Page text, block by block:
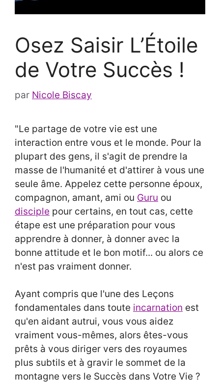
Osez Saisir L’Étoile
de Votre Succès !
par Nicole Biscay
"Le partage de votre vie est une
interaction entre vous et le monde. Pour la
plupart des gens, il s'agit de prendre la
masse de l'humanité et d'attirer à vous une
seule âme. Appelez cette personne époux,
compagnon, amant, ami ou Guru ou
disciple pour certains, en tout cas, cette
étape est une préparation pour vous
apprendre à donner, à donner avec la
bonne attitude et le bon motif... ou alors ce
n'est pas vraiment donner.
Ayant compris que l'une des Leçons
fondamentales dans toute incarnation est
qu'en aidant autrui, vous vous aidez
vraiment vous-mêmes, alors êtes-vous
prêts à vous diriger vers des royaumes
plus subtils et à gravir le sommet de la
montagne vers le Succès dans Votre Vie ?